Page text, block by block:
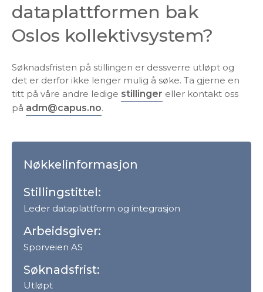
dataplattformen bak
Oslos kollektivsystem?
Søknadsfristen på stillingen er dessverre utløpt og
det er derfor ikke lenger mulig å søke. Ta gjerne en
titt på våre andre ledige stillinger eller kontakt oss
på adm@capus.no.
Nøkkelinformasjon
Stillingstittel:
Leder dataplattform og integrasjon
Arbeidsgiver:
Sporveien AS
Søknadsfrist:
Utløpt